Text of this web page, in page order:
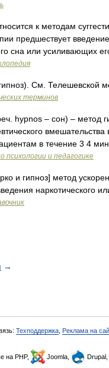
к методам
предшествует
сна или усиливающих
См. Телешевской
терминов
hypnos – сон) – метод
в течение 3 4
психологии и педагогике
и гипноз] метод
наркотического
→
Техподдержка Реклама на
на PHP, Joomla, Drupal,